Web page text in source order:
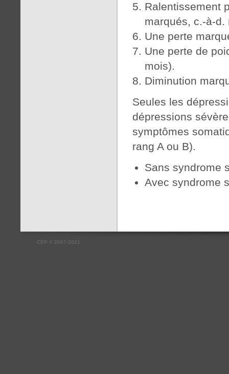
Ralentissement
marqués, c.-à-
Une perte
Une perte de
mois).
Diminution
Seules les
dépressions
symptômes
rang A ou B).
Sans syndrome
Avec syndrome
CEP 2007-2021